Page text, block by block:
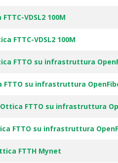
VDSL2 100M
FTTC-VDSL2 100M
FTTO su infrastruttura
FTTO su infrastruttura
Ottica FTTO su infrastruttura
FTTO su infrastruttura
FTTH Mynet